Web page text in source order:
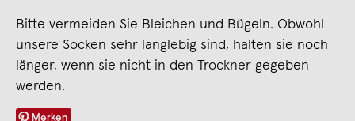
Bitte vermeiden Sie Bleichen und Bügeln. Obwohl
unsere Socken sehr langlebig sind, halten sie noch
länger, wenn sie nicht in den Trockner gegeben
werden.
Merken